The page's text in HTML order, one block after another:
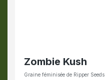
Zombie Kush
Graine féminisée de Ripper Seeds